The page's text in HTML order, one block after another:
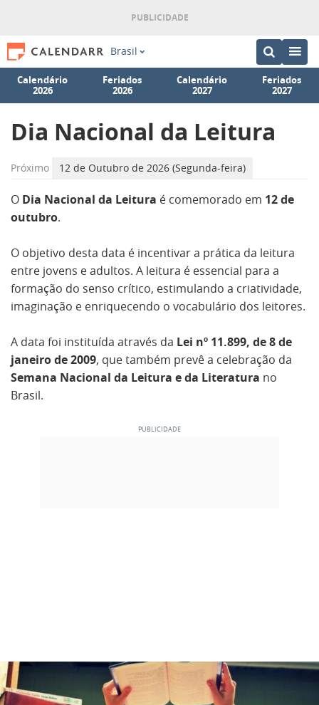
Brasil
Calendário
2026
Feriados
2026
Calendário
2027
Feriados
2027
Dia Nacional da Leitura
Próximo 12 de Outubro de 2026 (Segunda-feira)
O Dia Nacional da Leitura é comemorado em 12 de
outubro.
O objetivo desta data é incentivar a prática da leitura
entre jovens e adultos. A leitura é essencial para a
formação do senso crítico, estimulando a criatividade,
imaginação e enriquecendo o vocabulário dos leitores.
A data foi instituída através da Lei nº 11.899, de 8 de
janeiro de 2009, que também prevê a celebração da
Semana Nacional da Leitura e da Literatura no
Brasil.